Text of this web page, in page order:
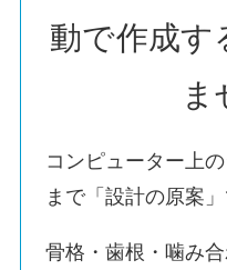
動で作成す
ま
コンピューター上
まで「設計の原案」
骨格・歯根・噛み